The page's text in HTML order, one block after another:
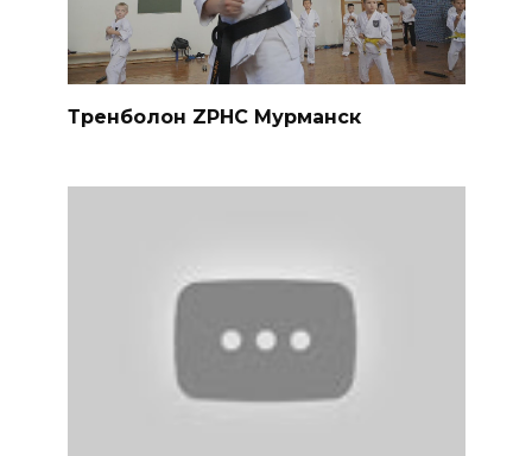
Тренболон ZPHC Мурманск